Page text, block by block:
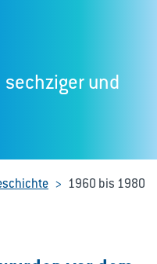
sechziger und
1960 bis 1980